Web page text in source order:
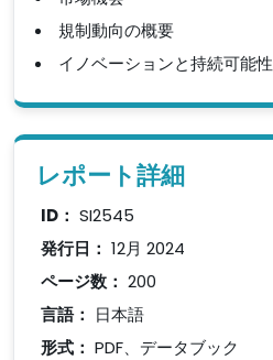
規制動向の概要
イノベーションと持続可能性
レポート詳細
ID： SI2545
発行日： 12月 2024
ページ数： 200
言語： 日本語
形式： PDF、データブック